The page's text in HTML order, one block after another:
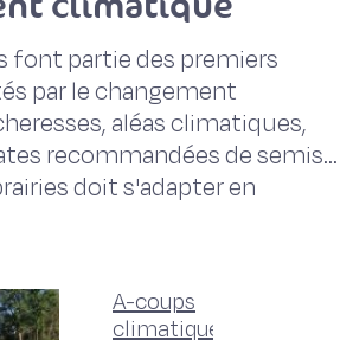
font partie des premiers
par le changement
aléas climatiques,
recommandées de semis...
doit s'adapter en
A-coups
climatiques :